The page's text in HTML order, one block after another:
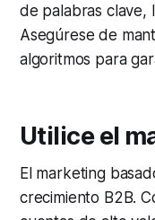
de palabras clave,
Asegúrese de
algoritmos para
Utilice el
El marketing
crecimiento B2B.